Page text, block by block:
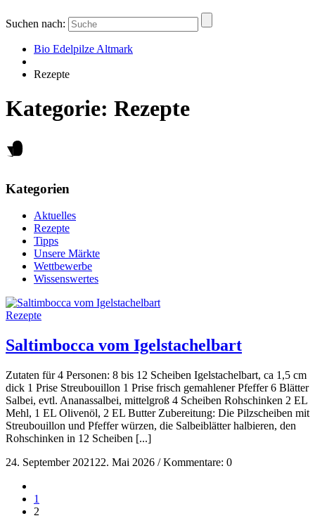
Suchen nach:
Bio Edelpilze Altmark
Rezepte
Kategorie: Rezepte
Kategorien
Aktuelles
Rezepte
Tipps
Unsere Märkte
Wettbewerbe
Wissenswertes
Rezepte
Saltimbocca vom Igelstachelbart
Zutaten für 4 Personen: 8 bis 12 Scheiben Igelstachelbart, ca 1,5 cm
dick 1 Prise Streubouillon 1 Prise frisch gemahlener Pfeffer 6 Blätter
Salbei, evtl. Ananassalbei, mittelgroß 4 Scheiben Rohschinken 2 EL
Mehl, 1 EL Olivenöl, 2 EL Butter Zubereitung: Die Pilzscheiben mit
Streubouillon und Pfeffer würzen, die Salbeiblätter halbieren, den
Rohschinken in 12 Scheiben [...]
24. September 2021 22. Mai 2026 /Kommentare: 0
1
2